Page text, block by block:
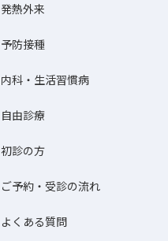
発熱外来
予防接種
内科・生活習慣病
自由診療
初診の方
ご予約・受診の流れ
よくある質問